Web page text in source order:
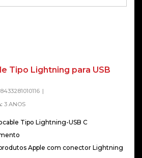
Tipo Lightning para USB
8433281010116
3 ANOS
Tipo Lightning-USB C
Apple com conector Lightning